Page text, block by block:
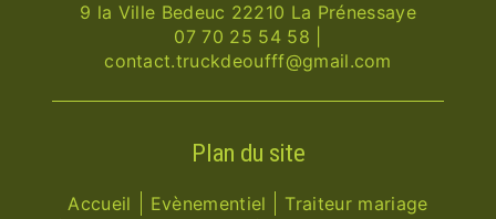
9 la Ville Bedeuc 22210 La Prénessaye
07 70 25 54 58
contact.truckdeoufff@gmail.com
Plan du site
Accueil Evènementiel
Traiteur mariage